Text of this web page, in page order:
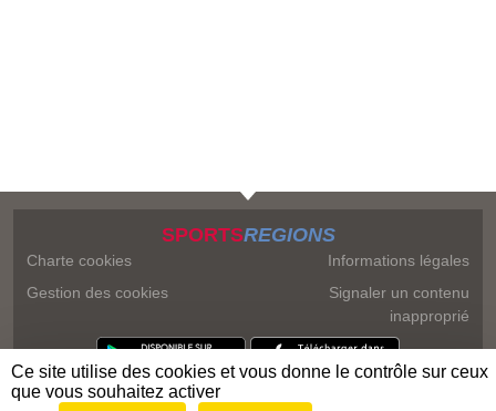
SPORTSREGIONS
Charte cookies
Gestion des cookies
Informations légales
Signaler un contenu
inapproprié
Ce site utilise des cookies et vous donne le contrôle sur ceux
que vous souhaitez activer